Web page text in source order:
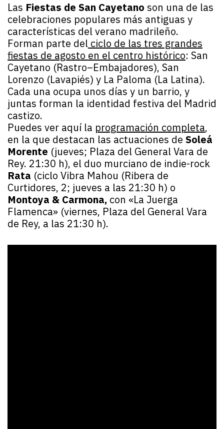
Las Fiestas de San Cayetano son una de las
celebraciones populares más antiguas y
características del verano madrileño.
Forman parte del ciclo de las tres grandes
fiestas de agosto en el centro histórico: San
Cayetano (Rastro–Embajadores), San
Lorenzo (Lavapiés) y La Paloma (La Latina).
Cada una ocupa unos días y un barrio, y
juntas forman la identidad festiva del Madrid
castizo.
Puedes ver aquí la programación completa,
en la que destacan las actuaciones de Soleá
Morente (jueves; Plaza del General Vara de
Rey. 21:30 h), el duo murciano de indie-rock
Rata (ciclo Vibra Mahou (Ribera de
Curtidores, 2; jueves a las 21:30 h) o
Montoya & Carmona, con «La Juerga
Flamenca» (viernes, Plaza del General Vara
de Rey, a las 21:30 h).